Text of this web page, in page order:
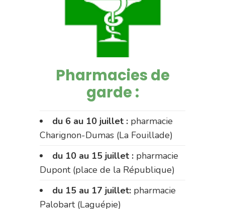
Pharmacies de
garde :
du 6 au 10 juillet : pharmacie
Charignon-Dumas (La Fouillade)
du 10 au 15 juillet : pharmacie
Dupont (place de la République)
du 15 au 17 juillet: pharmacie
Palobart (Laguépie)